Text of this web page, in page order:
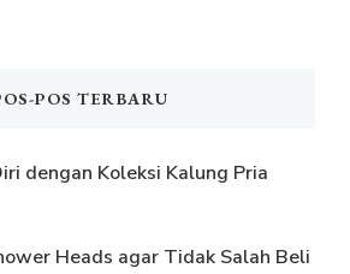
POS TERBARU
dengan Koleksi Kalung Pria
Heads agar Tidak Salah Beli